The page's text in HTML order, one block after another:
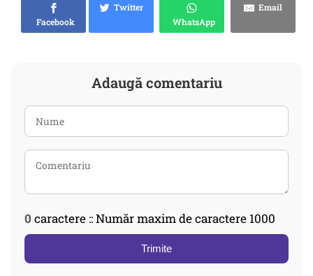
Facebook
Twitter
WhatsApp
Email
Adaugă comentariu
0 caractere :: Număr maxim de caractere 1000
Trimite